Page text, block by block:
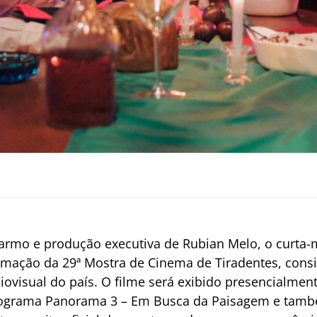
e produção executiva de Rubian Melo, o
da 29ª Mostra de Cinema de Tiradentes,
do país. O filme será exibido
Panorama 3 – Em Busca da Paisagem e